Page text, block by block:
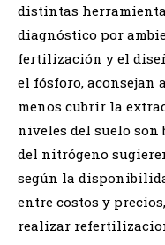
distintas
diagnóstico por
fertilización y el
el fósforo, aconsejan
menos cubrir la
niveles del suelo son
del nitrógeno
según la
entre costos y
realizar